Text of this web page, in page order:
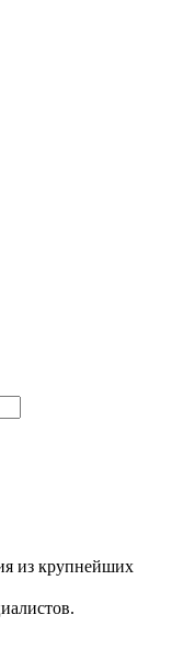
из крупнейших